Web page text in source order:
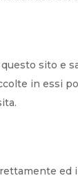
sito e
in essi